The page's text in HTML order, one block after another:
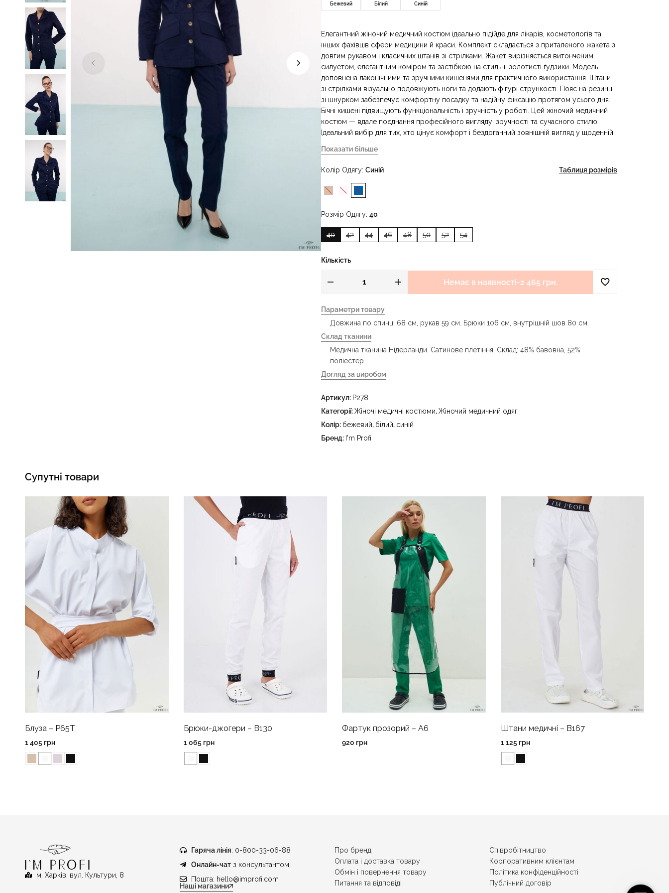
Бежевий Білий Синій
Елегантний жіночий медичний костюм ідеально підійде для лікарів, косметологів та
інших фахівців сфери медицини й краси. Комплект складається з приталеного жакета з
довгим рукавом і класичних штанів зі стрілками. Жакет вирізняється витонченим
силуетом, елегантним коміром та застібкою на стильні золотисті ґудзики. Модель
доповнена лаконічними та зручними кишенями для практичного використання. Штани
зі стрілками візуально подовжують ноги та додають фігурі стрункості. Пояс на резинці
зі шнурком забезпечує комфортну посадку та надійну фіксацію протягом усього дня.
Бічні кишені підвищують функціональність і зручність у роботі. Цей жіночий медичний
костюм — вдале поєднання професійного вигляду, зручності та сучасного стилю.
Ідеальний вибір для тих, хто цінує комфорт і бездоганний зовнішній вигляд у щоденній
Показати більше
Колір Одягу Синій
Розмір Одягу 40
40 42 44 46 48 50 52 54
Таблиця розмірів
Кількість
Немає в наявності-2 465 грн.
Параметри товару
Довжина по спинці 68 см, рукав 59 см. Брюки 106 см, внутрішній шов 80 см.
Склад тканини
Медична тканина Нідерланди. Сатинове плетіння. Склад: 48% бавовна, 52%
поліестер.
Догляд за виробом
праски до 150 °C - не відбілювати - суха чистка з використанням
тетрахлоретилену (перхлоретилену) та вуглеводів (бензин, вайт-спірит) - сушити
в пральному барабані за температури до 40 °C
Артикул: P278
Категорії:Жіночі медичні костюми,Жіночий медичний одяг
Колір: бежевий, білий, синій
Бренд: I'm Profi
Супутні товари
Блуза – P65T
1 405 грн
Брюки-джогери – B130
1 065 грн
Фартук прозорий – A6
920 грн
Штани медичні – B167
1 125 грн
м. Харків, вул. Культури, 8
Гаряча лінія: 0-800-33-06-88
Онлайн-чатз консультантом
Пошта: hello@improfi.com
Наші магазини
Про бренд
Оплата і доставка товару
Обмін і повернення товару
Питання та відповіді
Співробітництво
Корпоративним клієнтам
Політика конфіденційності
Публічний договір